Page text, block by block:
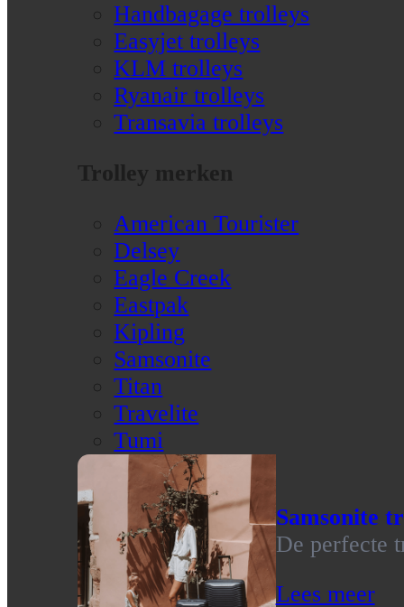
Handbagage trolleys
Easyjet trolleys
KLM trolleys
Ryanair trolleys
Transavia trolleys
Trolley merken
American Tourister
Delsey
Eagle Creek
Eastpak
Kipling
Samsonite
Titan
Travelite
Tumi
Samsonite
De perfecte
Lees meer